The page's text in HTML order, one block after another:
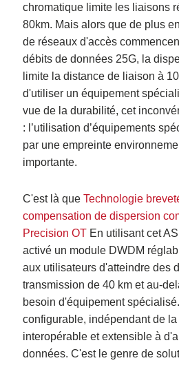
chromatique limite les liaisons
80km. Mais alors que de plus
de réseaux d'accès
débits de données 25G, la
limite la distance de liaison à
d'utiliser un équipement
vue de la durabilité, cet
: l’utilisation d’équipements
par une empreinte
importante.
C'est là queTechnologie
compensation de dispersion
Precision OT En utilisant cet
activé un module DWDM
aux utilisateurs d'atteindre des
transmission de 40 km et au-
besoin d'équipement
configurable, indépendant de
interopérable et extensible à
données. C'est le genre de